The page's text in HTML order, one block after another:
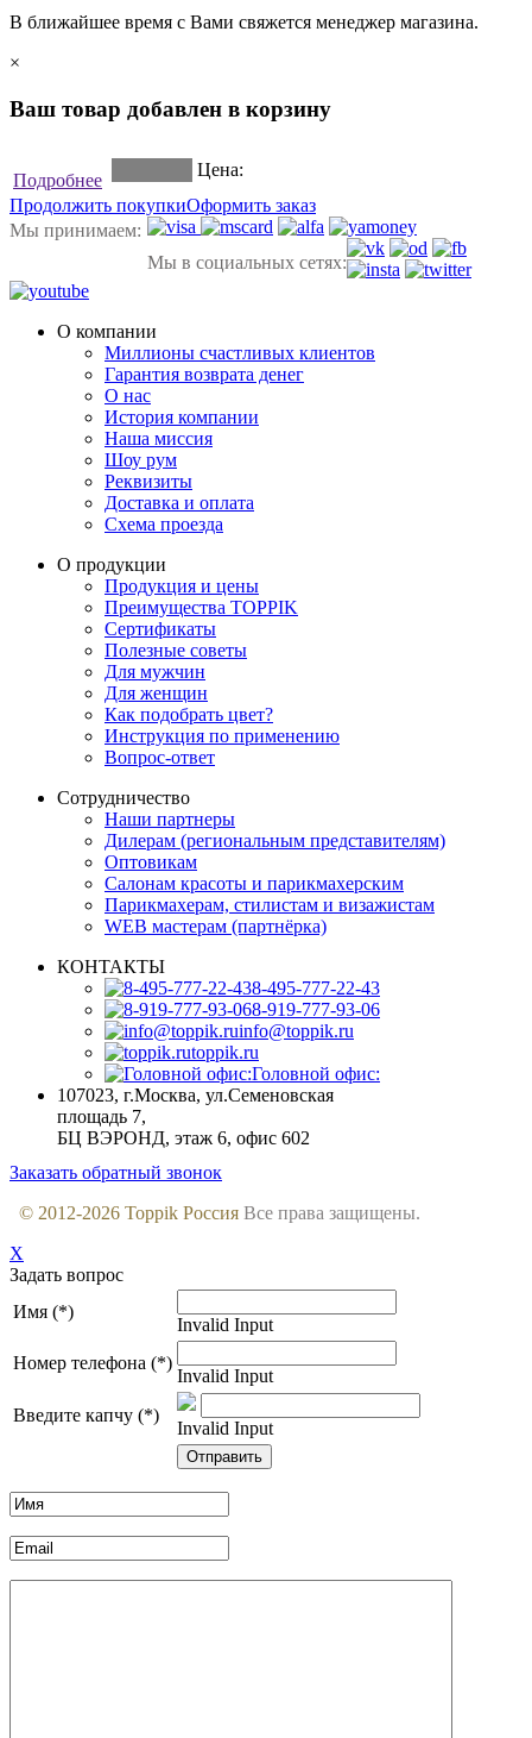
В ближайшее время с Вами свяжется менеджер магазина.
×
Ваш товар добавлен в корзину
Подробнее
Цена:
Продолжить покупкиОформить заказ
Мы принимаем:
Мы в социальных сетях:
О компании
Миллионы счастливых клиентов
Гарантия возврата денег
О нас
История компании
Наша миссия
Шоу рум
Реквизиты
Доставка и оплата
Схема проезда
О продукции
Продукция и цены
Преимущества TOPPIK
Сертификаты
Полезные советы
Для мужчин
Для женщин
Как подобрать цвет?
Инструкция по применению
Вопрос-ответ
Сотрудничество
Наши партнеры
Дилерам (региональным представителям)
Оптовикам
Салонам красоты и парикмахерским
Парикмахерам, стилистам и визажистам
WEB мастерам (партнёрка)
КОНТАКТЫ
8-495-777-22-43
8-919-777-93-06
info@toppik.ru
toppik.ru
Головной офис:
107023, г.Москва, ул.Семеновская
площадь 7,
БЦ ВЭРОНД, этаж 6, офис 602
Заказать обратный звонок
© 2012-2026 Toppik Россия Все права защищены.
X
Задать вопрос
Имя (*)
Invalid Input
Номер телефона (*)
Invalid Input
Введите капчу (*)
Invalid Input